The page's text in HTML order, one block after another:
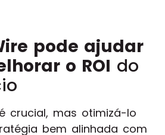
pode ajudar
o ROI do
crucial, mas otimizá-lo
bem alinhada com